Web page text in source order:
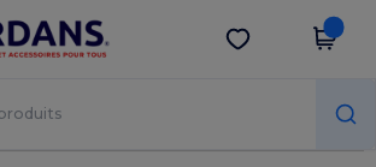
sur l’app !
Obtenir l'appli